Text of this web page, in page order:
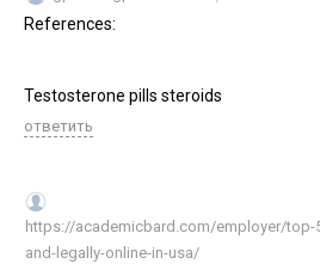
References:
Testosterone pills steroids
ответить
https://academicbard.com/employer/top-
and-legally-online-in-usa/